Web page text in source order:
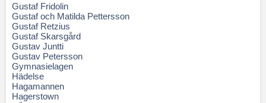
Gustaf Fridolin
Gustaf och Matilda Pettersson
Gustaf Retzius
Gustaf Skarsgård
Gustav Juntti
Gustav Petersson
Gymnasielagen
Hädelse
Hagamannen
Hagerstown